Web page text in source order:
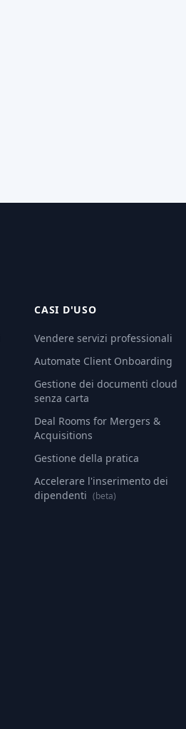
CASI D'USO
Vendere servizi professionali
Automate Client Onboarding
Gestione dei documenti cloud
senza carta
Deal Rooms for Mergers &
Acquisitions
Gestione della pratica
Accelerare l'inserimento dei
dipendenti (beta)